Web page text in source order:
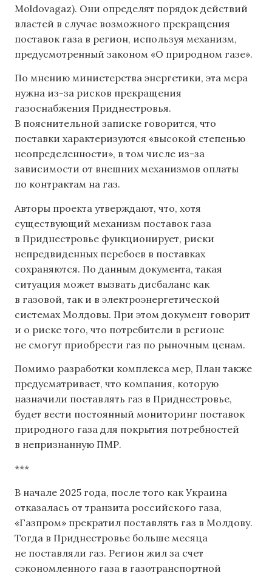
Moldovagaz). Они определят порядок действий
властей в случае возможного прекращения
поставок газа в регион, используя механизм,
предусмотренный законом «О природном газе».
По мнению министерства энергетики, эта мера
нужна из-за рисков прекращения
газоснабжения Приднестровья.
В пояснительной записке говорится, что
поставки характеризуются «высокой степенью
неопределенности», в том числе из-за
зависимости от внешних механизмов оплаты
по контрактам на газ.
Авторы проекта утверждают, что, хотя
существующий механизм поставок газа
в Приднестровье функционирует, риски
непредвиденных перебоев в поставках
сохраняются. По данным документа, такая
ситуация может вызвать дисбаланс как
в газовой, так и в электроэнергетической
системах Молдовы. При этом документ говорит
и о риске того, что потребители в регионе
не смогут приобрести газ по рыночным ценам.
Помимо разработки комплекса мер, План также
предусматривает, что компания, которую
назначили поставлять газ в Приднестровье,
будет вести постоянный мониторинг поставок
природного газа для покрытия потребностей
в непризнанную ПМР.
***
В начале 2025 года, после того как Украина
отказалась от транзита российского газа,
«Газпром» прекратил поставлять газ в Молдову.
Тогда в Приднестровье больше месяца
не поставляли газ. Регион жил за счет
сэкономленного газа в газотранспортной